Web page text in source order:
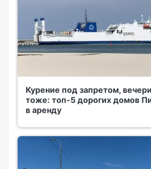
Курение под запретом,
тоже: топ-5 дорогих домов
в аренду